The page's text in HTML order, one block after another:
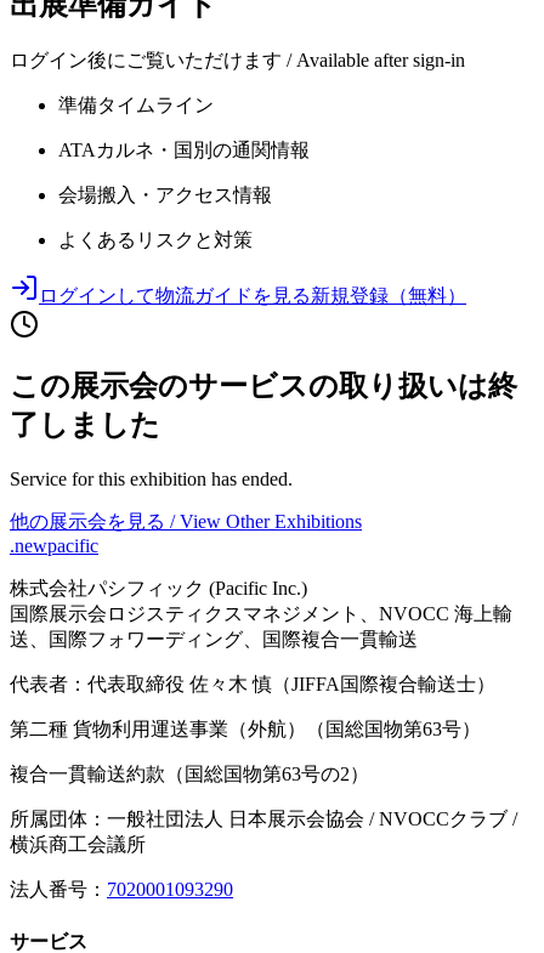
ログイン後にご覧いただけます / Available after sign-in
準備タイムライン
ATAカルネ・国別の通関情報
会場搬入・アクセス情報
よくあるリスクと対策
ログインして物流ガイドを見る新規登録（無料）
この展示会のサービスの取り扱いは終
了しました
Service for this exhibition has ended.
他の展示会を見る / View Other Exhibitions
.newpacific
株式会社パシフィック (Pacific Inc.)
国際展示会ロジスティクスマネジメント、NVOCC 海上輸
送、国際フォワーディング、国際複合一貫輸送
代表者：代表取締役 佐々木 慎（JIFFA国際複合輸送士）
第二種 貨物利用運送事業（外航）（国総国物第63号）
複合一貫輸送約款（国総国物第63号の2）
所属団体：一般社団法人 日本展示会協会 / NVOCCクラブ /
横浜商工会議所
法人番号： 7020001093290
サービス